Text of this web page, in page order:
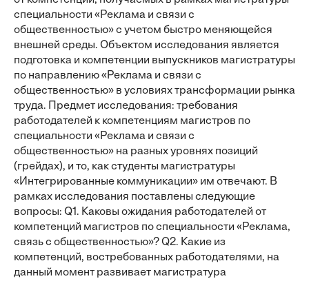
специальности «Реклама и связи с
общественностью» с учетом быстро меняющейся
внешней среды. Объектом исследования является
подготовка и компетенции выпускников магистратуры
по направлению «Реклама и связи с
общественностью» в условиях трансформации рынка
труда. Предмет исследования: требования
работодателей к компетенциям магистров по
специальности «Реклама и связи с
общественностью» на разных уровнях позиций
(грейдах), и то, как студенты магистратуры
«Интегрированные коммуникации» им отвечают. В
рамках исследования поставлены следующие
вопросы: Q1. Каковы ожидания работодателей от
компетенций магистров по специальности «Реклама,
связь с общественностью»? Q2. Какие из
компетенций, востребованных работодателями, на
данный момент развивает магистратура